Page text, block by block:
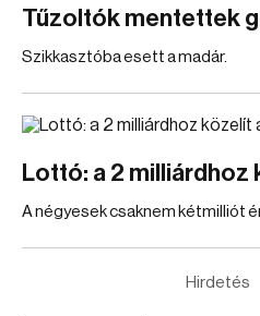
Tűzoltók mentettek
Szikkasztóba esett a madár.
Lottó: a 2 milliárdhoz
A négyesek csaknem kétmilliót
Hirdetés